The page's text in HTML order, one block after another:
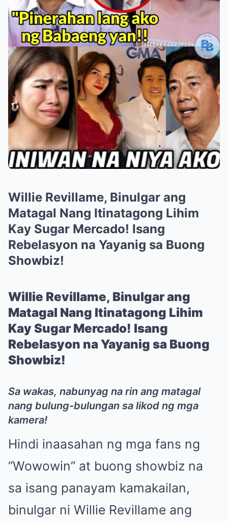
Willie Revillame, Binulgar ang
Matagal Nang Itinatagong Lihim
Kay Sugar Mercado! Isang
Rebelasyon na Yayanig sa Buong
Showbiz!
Willie Revillame, Binulgar ang
Matagal Nang Itinatagong Lihim
Kay Sugar Mercado! Isang
Rebelasyon na Yayanig sa Buong
Showbiz!
Sa wakas, nabunyag na rin ang matagal
nang bulung-bulungan sa likod ng mga
kamera!
Hindi inaasahan ng mga fans ng
“Wowowin” at buong showbiz na
sa isang panayam kamakailan,
binulgar ni Willie Revillame ang